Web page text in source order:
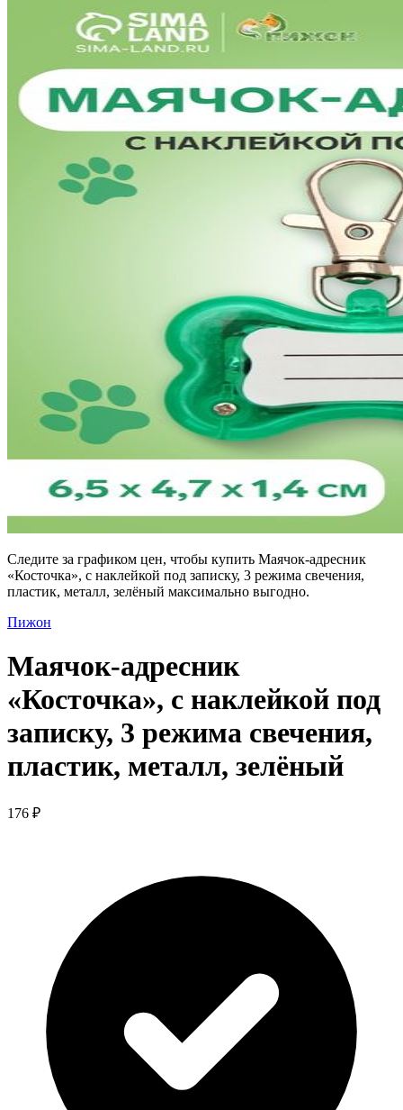
Следите за графиком цен, чтобы купить Маячок-адресник
«Косточка», с наклейкой под записку, 3 режима свечения,
пластик, металл, зелёный максимально выгодно.
Пижон
Маячок-адресник
«Косточка», с наклейкой под
записку, 3 режима свечения,
пластик, металл, зелёный
176 ₽